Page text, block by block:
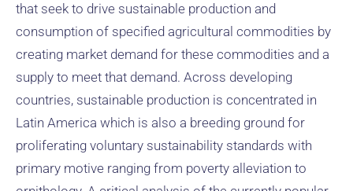
that seek to drive sustainable production and
consumption of specified agricultural commodities by
creating market demand for these commodities and a
supply to meet that demand. Across developing
countries, sustainable production is concentrated in
Latin America which is also a breeding ground for
proliferating voluntary sustainability standards with
primary motive ranging from poverty alleviation to